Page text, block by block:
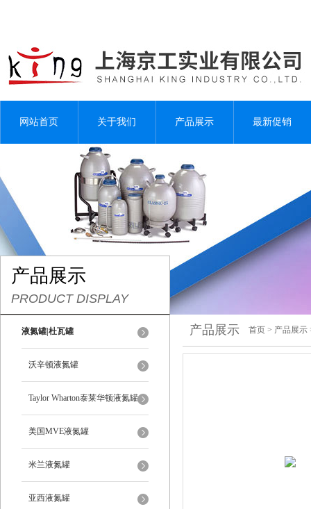
网站首页 关于我们 产品展示 最新促销
产品展示
PRODUCT DISPLAY
液氮罐|杜瓦罐
沃辛顿液氮罐
Taylor Wharton泰莱华顿液氮罐
美国MVE液氮罐
米兰液氮罐
亚西液氮罐
产品展示 首页 > 产品展示